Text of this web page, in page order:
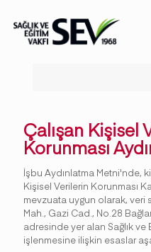
Çalışan Kişisel
Korunması
İşbu Aydınlatma Metni'nde,
Kişisel Verilerin Korunması
mevzuata uygun olarak, veri
Mah., Gazi Cad., No.28
adresinde yer alan Sağlık ve
işlenmesine ilişkin esaslar